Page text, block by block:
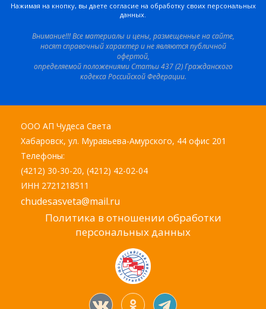
Нажимая на кнопку, вы даете согласие на обработку своих персональных
данных.
Внимание!!! Все материалы и цены, размещенные на сайте,
носят справочный характер и не являются публичной
офертой,
определяемой положениями Статьи 437 (2) Гражданского
кодекса Российской Федерации.
ООО АП Чудеса Света
Хабаровск, ул. Муравьева-Амурского, 44 офис 201
Телефоны:
(4212) 30-30-20, (4212) 42-02-04
ИНН 2721218511
chudesasveta@mail.ru
Политика в отношении обработки
персональных данных